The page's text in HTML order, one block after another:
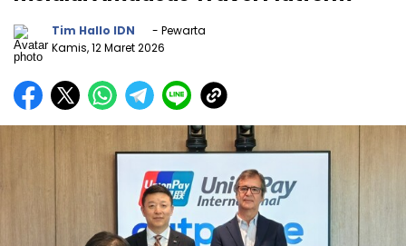
Tim Hallo IDN
- Pewarta
Kamis, 12 Maret 2026